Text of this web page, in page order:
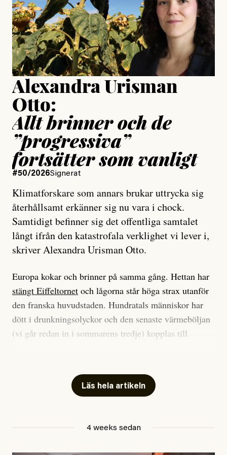
Jesper Lundby
Publicerad15 July, 2026
Uppdaterad15 July, 2026
Alexandra Urisman
Otto:
Allt brinner och de
”progressiva”
fortsätter som vanligt
#50/2026Signerat
Klimatforskare som annars brukar uttrycka sig
återhållsamt erkänner sig nu vara i chock.
Samtidigt befinner sig det offentliga samtalet
långt ifrån den katastrofala verklighet vi lever i,
skriver Alexandra Urisman Otto.
Europa kokar och brinner på samma gång. Hettan har
stängt Eiffeltornet och lågorna står höga strax utanför
den franska huvudstaden. Hundratals människor har
dött i drunkningsolyckor och den senaste värmeböljan
(vi går redan in i sommarens tredje) kopplas till
Har du också panik i hettan? Känns det som en
mardröm? Bra, allt annat vore fullständigt orimligt.
att han brukar vara ganska återhållsam när han
Läs hela artikeln
4 weeks sedan